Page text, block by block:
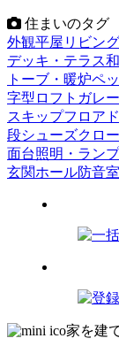
住まいのタグ
外観平屋 リビング
デッキ・テラス
トーブ・暖炉ペ
字型 ロフト ガレ
スキップフロア
段シューズクロ
面台照明・ランプ
玄関ホール防音室
家を建